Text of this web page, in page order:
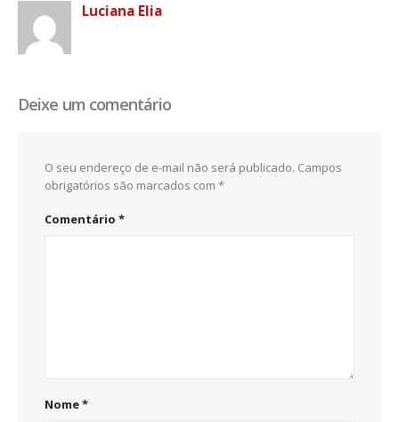
Luciana Elia
Deixe um comentário
O seu endereço de e-mail não será publicado. Campos
obrigatórios são marcados com *
Comentário *
Nome*